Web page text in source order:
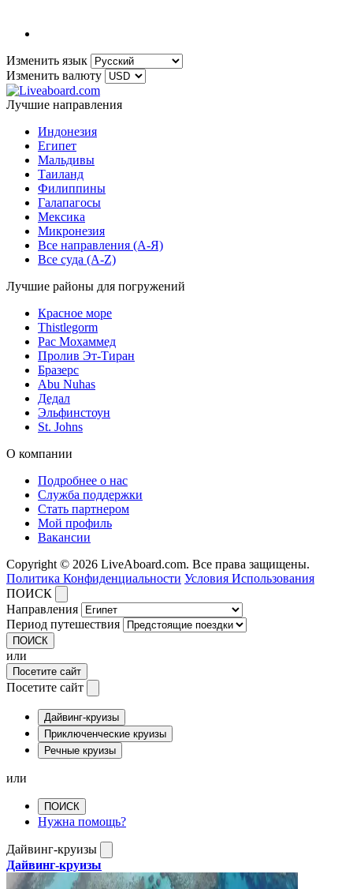
Изменить язык
Изменить валюту
Лучшие направления
Индонезия
Египет
Мальдивы
Таиланд
Филиппины
Галапагосы
Мексика
Микронезия
Все направления (A-Я)
Все суда (A-Z)
Лучшие районы для погружений
Красное море
Thistlegorm
Рас Мохаммед
Пролив Эт-Тиран
Бразерс
Abu Nuhas
Дедал
Эльфинстоун
St. Johns
О компании
Подробнее о нас
Служба поддержки
Стать партнером
Мой профиль
Вакансии
Copyright © 2026 LiveAboard.com. Все права защищены.
Политика Конфиденциальности Условия Использования
ПОИСК
Направления
Период путешествия
ПОИСК
или
Посетите сайт
Посетите сайт
Дайвинг-круизы
Приключенческие круизы
Речные круизы
или
ПОИСК
Нужна помощь?
Дайвинг-круизы
Дайвинг-круизы